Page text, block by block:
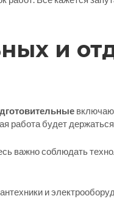
и
работа будет
важно соблюдать
и